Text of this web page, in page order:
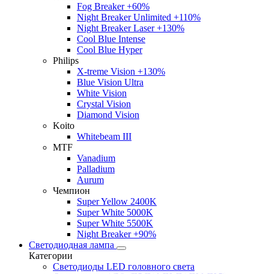
Fog Breaker +60%
Night Breaker Unlimited +110%
Night Breaker Laser +130%
Cool Blue Intense
Cool Blue Hyper
Philips
X-treme Vision +130%
Blue Vision Ultra
White Vision
Crystal Vision
Diamond Vision
Koito
Whitebeam III
MTF
Vanadium
Palladium
Aurum
Чемпион
Super Yellow 2400K
Super White 5000K
Super White 5500K
Night Breaker +90%
Светодиодная лампа
Категории
Светодиоды LED головного света